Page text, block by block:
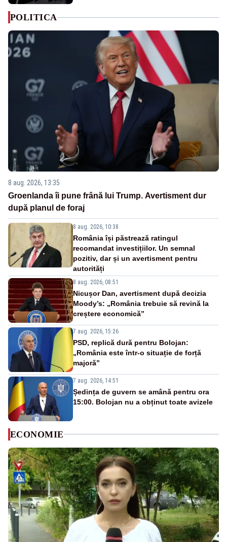
POLITICA
8 aug. 2026, 13:35
Groenlanda îi pune frână lui Trump. Avertisment dur
după planul de foraj
8 aug. 2026, 10:38
România își păstrează ratingul
recomandat investițiilor. Un semnal
pozitiv, dar și un avertisment pentru
autorități
8 aug. 2026, 08:51
Nicușor Dan, avertisment după decizia
Moody’s: „România trebuie să revină la
creștere economică”
7 aug. 2026, 15:26
PSD, replică dură pentru Bolojan:
„România este într-o situație de forță
majoră”
7 aug. 2026, 14:51
Ședința de guvern se amână pentru ora
15:00. Bolojan nu a obținut toate avizele
ECONOMIE